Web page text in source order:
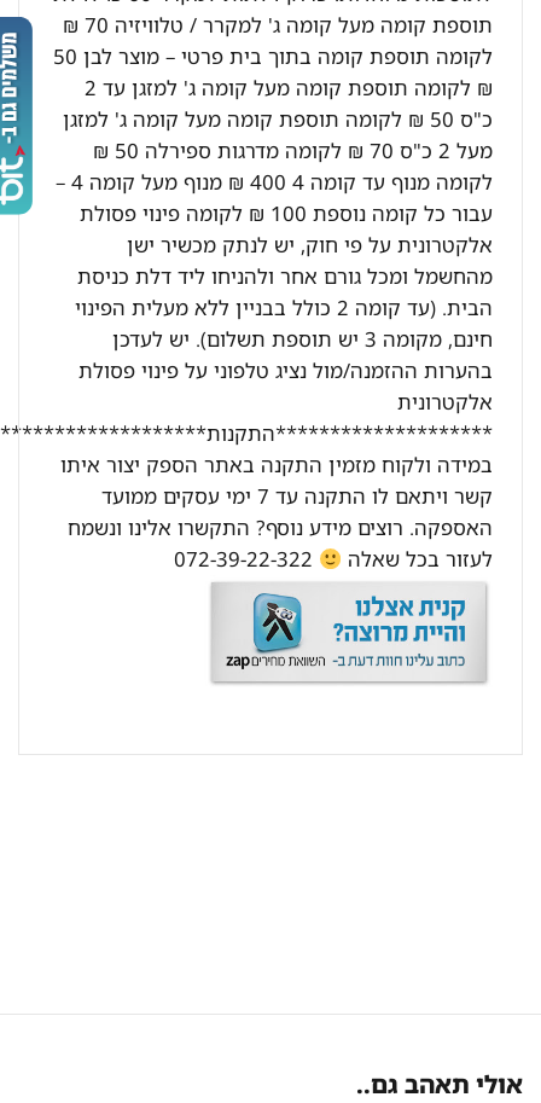
תוספת קומה מעל קומה ג' למקרר / טלוויזיה 70 ₪
לקומה תוספת קומה בתוך בית פרטי – מוצר לבן 50
₪ לקומה תוספת קומה מעל קומה ג' למזגן עד 2
כ"ס 50 ₪ לקומה תוספת קומה מעל קומה ג' למזגן
מעל 2 כ"ס 70 ₪ לקומה מדרגות ספירלה 50 ₪
לקומה מנוף עד קומה 4 400 ₪ מנוף מעל קומה 4 –
עבור כל קומה נוספת 100 ₪ לקומה פינוי פסולת
אלקטרונית על פי חוק, יש לנתק מכשיר ישן
מהחשמל ומכל גורם אחר ולהניחו ליד דלת כניסת
הבית. (עד קומה 2 כולל בבניין ללא מעלית הפינוי
חינם, מקומה 3 יש תוספת תשלום). יש לעדכן
בהערות ההזמנה/מול נציג טלפוני על פינוי פסולת
אלקטרונית
********************התקנות********************:
במידה ולקוח מזמין התקנה באתר הספק יצור איתו
קשר ויתאם לו התקנה עד 7 ימי עסקים ממועד
האספקה. רוצים מידע נוסף? התקשרו אלינו ונשמח
לעזור בכל שאלה
072-39-22-322
אולי תאהב גם..